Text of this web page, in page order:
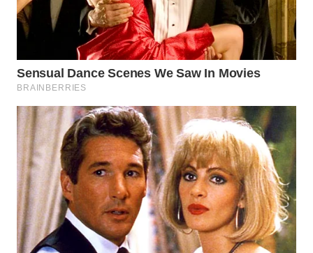
WN
SUMBAR
WN
SUMSEL
WN
BENGKULU
WN
LAMPUNG
WN
JATENG